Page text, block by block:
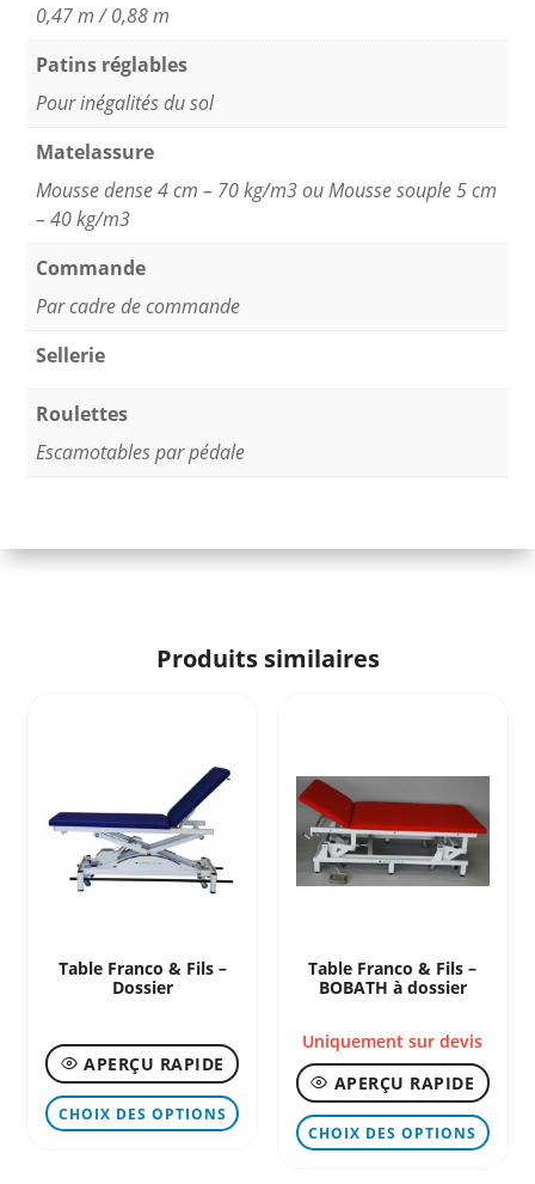
0,47 m / 0,88 m
Patins réglables
Pour inégalités du sol
Matelassure
Mousse dense 4 cm – 70 kg/m3 ou Mousse souple 5 cm
– 40 kg/m3
Commande
Par cadre de commande
Sellerie
Roulettes
Escamotables par pédale
Produits similaires
Table Franco & Fils –
Dossier
APERÇU RAPIDE
CHOIX DES OPTIONS
produit
Table Franco & Fils –
BOBATH à dossier
Uniquement sur devis
APERÇU RAPIDE
CHOIX DES OPTIONS